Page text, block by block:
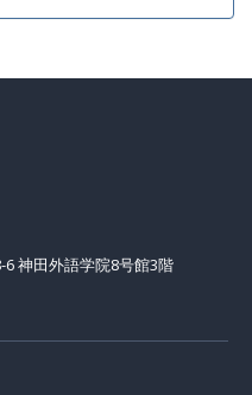
神田外語学院8号館3階